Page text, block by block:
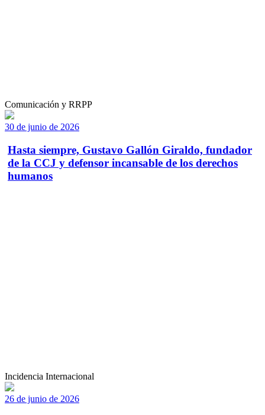
Comunicación y RRPP
30 de junio de 2026
Hasta siempre, Gustavo Gallón Giraldo, fundador
de la CCJ y defensor incansable de los derechos
humanos
Incidencia Internacional
26 de junio de 2026